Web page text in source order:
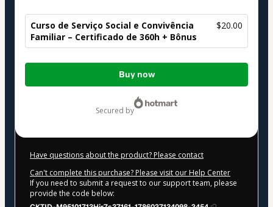
Curso de Serviço Social e Convivência
Familiar – Certificado de 360h + Bônus
$20.00
Total
Buy now
secured by
Have questions about the product? Please contact
Can't complete this purchase? Please visit our Help Center
If you need to submit a request to our support team, please
provide the code below: